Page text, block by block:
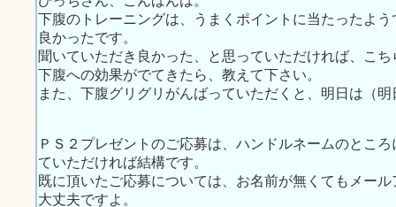
下腹のトレーニングは、うまくポイントに当たったよう
良かったです。
聞いていただき良かった、と思っていただければ、こ
下腹への効果がでてきたら、教えて下さい。
また、下腹グリグリがんばっていただくと、明日は（
ＰＳ２プレゼントのご応募は、ハンドルネームのとこ
ていただければ結構です。
既に頂いたご応募については、お名前が無くてもメー
大丈夫ですよ。